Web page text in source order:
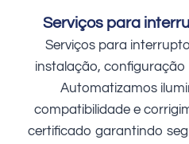
Serviços para
Serviços para
instalação, configuração
Automatizamos
compatibilidade e
certificado garantindo